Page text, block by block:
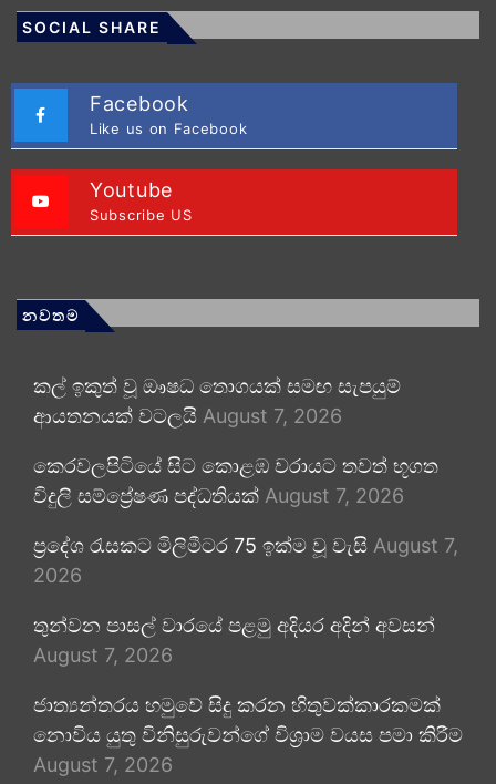
SOCIAL SHARE
Facebook
Like us on Facebook
Youtube
Subscribe US
නවතම
කල් ඉකුත් වූ ඖෂධ තොගයක් සමඟ සැපයුම්
ආයතනයක් වටලයි August 7, 2026
කෙරවලපිටියේ සිට කොළඹ වරායට තවත් භූගත
විදුලි සම්ප්‍රේෂණ පද්ධතියක් August 7, 2026
ප්‍රදේශ රැසකට මිලිමීටර 75 ඉක්ම වූ වැසි August 7,
2026
තුන්වන පාසල් වාරයේ පළමු අදියර අදින් අවසන්
August 7, 2026
ජාත්‍යන්තරය හමුවේ සිදු කරන හිතුවක්කාරකමක්
නොවිය යුතු විනිසුරුවන්ගේ විශ්‍රාම වයස පමා කිරීම
August 7, 2026